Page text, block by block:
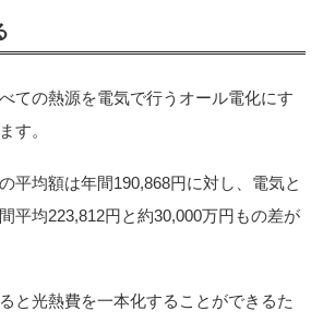
ての熱源を電気で行うオール電化にす
す。
平均額は年間190,868円に対し、電気と
平均223,812円と約30,000万円もの差が
と光熱費を一本化することができるた